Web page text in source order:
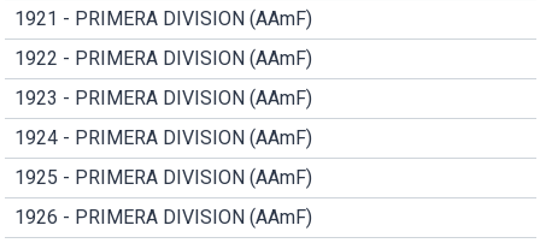
1921 - PRIMERA DIVISION (AAmF)
1922 - PRIMERA DIVISION (AAmF)
1923 - PRIMERA DIVISION (AAmF)
1924 - PRIMERA DIVISION (AAmF)
1925 - PRIMERA DIVISION (AAmF)
1926 - PRIMERA DIVISION (AAmF)